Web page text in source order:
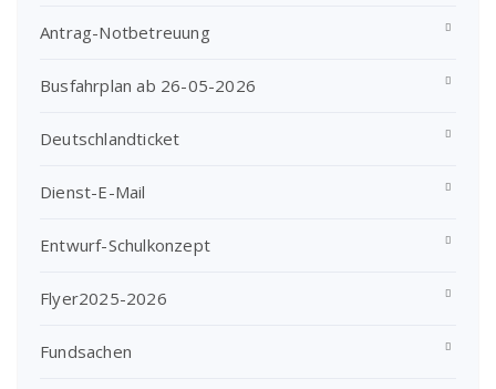
Antrag-Notbetreuung
Busfahrplan ab 26-05-2026
Deutschlandticket
Dienst-E-Mail
Entwurf-Schulkonzept
Flyer2025-2026
Fundsachen